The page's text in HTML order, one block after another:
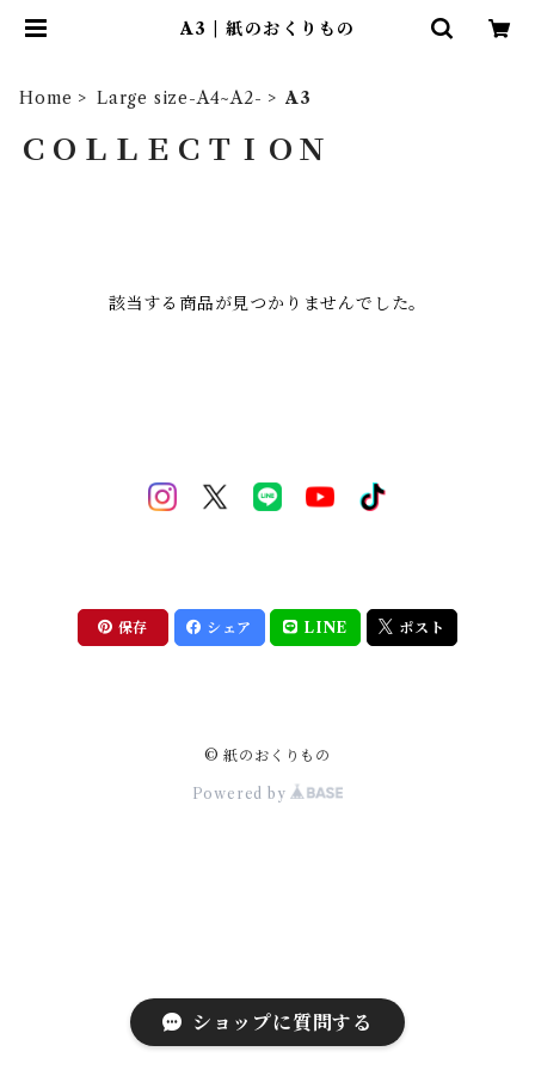
A3 | 紙のおくりもの
Home Large size-A4~A2- A3
ＣＯＬＬＥＣＴＩＯＮ
該当する商品が見つかりませんでした。
保存 シェア LINE ポスト
© 紙のおくりもの
Powered by
ショップに質問する